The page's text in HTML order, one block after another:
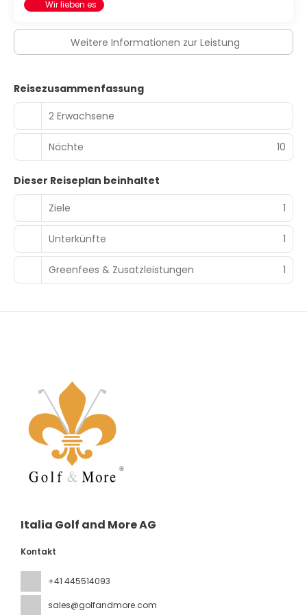
ist dieses Hotel eine gute Wahl, denn zu den 3724
Veranstaltungsräumlichkeiten zählen Konferenzfläche
und 3 Tagungsräume. Der Flughafentransfer (rund um die
Uhr) ist kostenpflichtig; außerdem gibt es vor Ort
Wir lieben es
Weitere Informationen zur Leistung
Reisezusammenfassung
2 Erwachsene
Nächte 10
Dieser Reiseplan beinhaltet
Ziele
1
Unterkünfte 1
Greenfees & Zusatzleistungen 1
Italia Golf and More AG
Kontakt
+41 445514093
sales@golfandmore.com